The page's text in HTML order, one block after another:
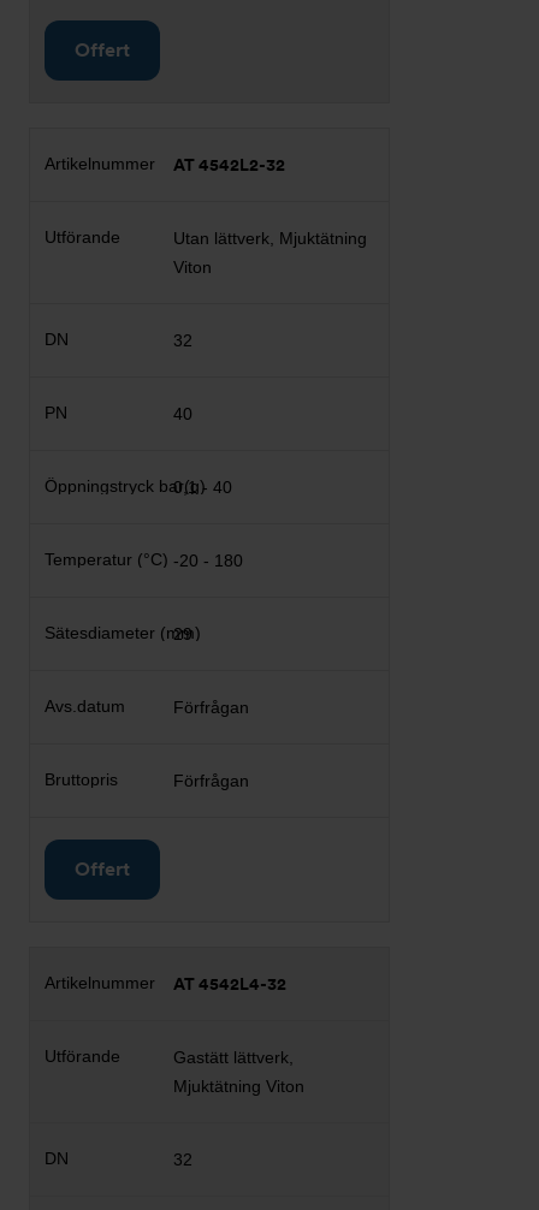
Offert
AT 4542L2-32
Utan lättverk, Mjuktätning
Viton
32
40
0,1 - 40
-20 - 180
29
Förfrågan
Förfrågan
Offert
AT 4542L4-32
Gastätt lättverk,
Mjuktätning Viton
32